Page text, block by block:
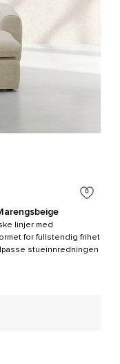
linjer med
for fullstendig frihet
stueinnredningen